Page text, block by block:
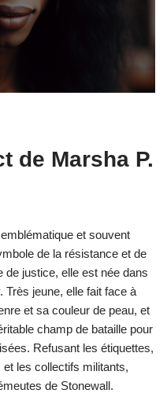
de Marsha P.
et souvent
de la résistance et de
de justice, elle est née dans
jeune, elle fait face à
et sa couleur de peau, et
champ de bataille pour
Refusant les étiquettes,
et les collectifs militants,
de Stonewall.